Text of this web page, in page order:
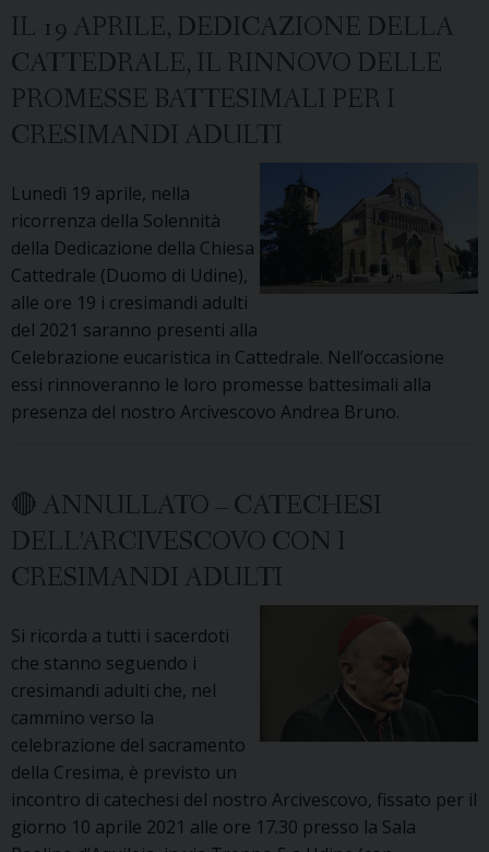
e
gettate
le
reti»:
a
settembre
“convegno
itinerante”
per
tutti
gli
operatori
pastorali
IL 19 APRILE, DEDICAZIONE DELLA
CATTEDRALE, IL RINNOVO DELLE
PROMESSE BATTESIMALI PER I
CRESIMANDI ADULTI
Lunedì 19 aprile, nella
ricorrenza della Solennità
della Dedicazione della Chiesa
Cattedrale (Duomo di Udine),
alle ore 19 i cresimandi adulti
del 2021 saranno presenti alla
Celebrazione eucaristica in Cattedrale. Nell’occasione
essi rinnoveranno le loro promesse battesimali alla
presenza del nostro Arcivescovo Andrea Bruno.
🔴 ANNULLATO – CATECHESI
DELL’ARCIVESCOVO CON I
CRESIMANDI ADULTI
Si ricorda a tutti i sacerdoti
che stanno seguendo i
cresimandi adulti che, nel
cammino verso la
celebrazione del sacramento
della Cresima, è previsto un
incontro di catechesi del nostro Arcivescovo, fissato per il
giorno 10 aprile 2021 alle ore 17.30 presso la Sala